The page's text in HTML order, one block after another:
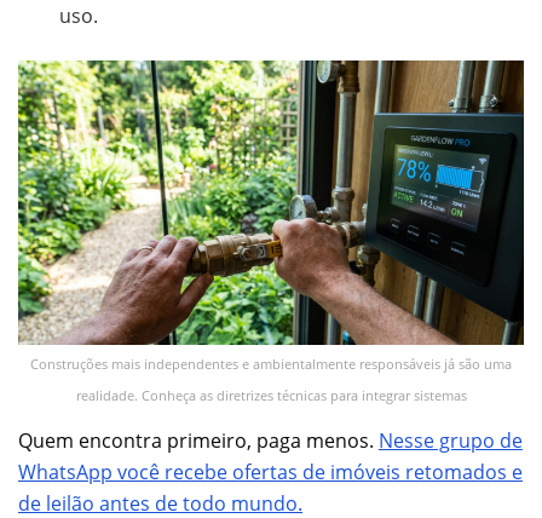
uso.
Construções mais independentes e ambientalmente responsáveis já são uma
realidade. Conheça as diretrizes técnicas para integrar sistemas
Quem encontra primeiro, paga menos. Nesse grupo de
WhatsApp você recebe ofertas de imóveis retomados e
de leilão antes de todo mundo.